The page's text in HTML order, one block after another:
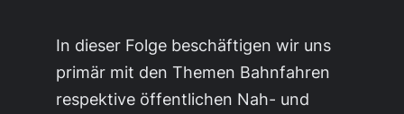
In dieser Folge beschäftigen wir uns
primär mit den Themen Bahnfahren
respektive öffentlichen Nah- und